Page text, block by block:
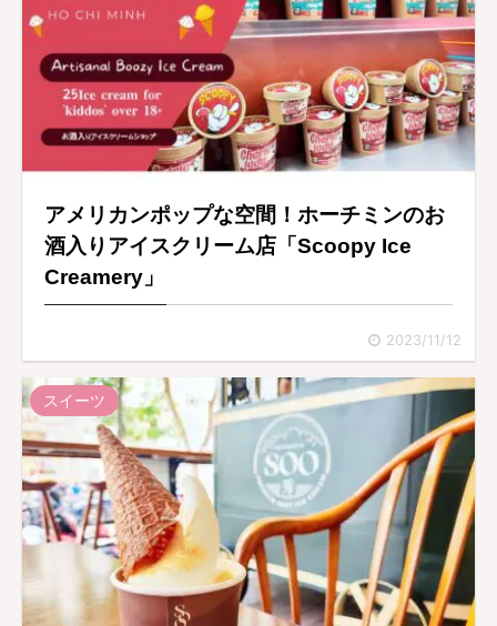
アメリカンポップな空間！ホーチミンのお
酒入りアイスクリーム店「Scoopy Ice
Creamery」
2023/11/12
スイーツ